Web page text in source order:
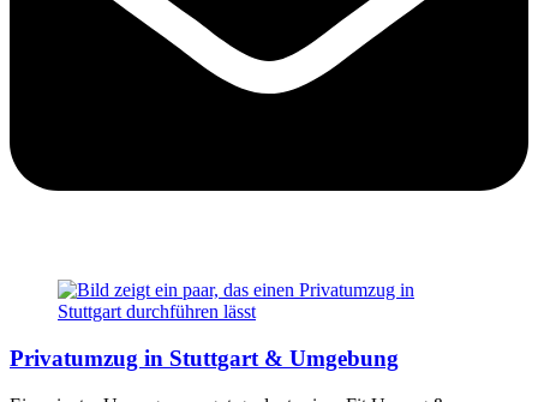
Privatumzug in Stuttgart & Umgebung